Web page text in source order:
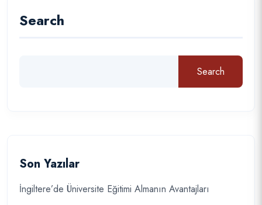
Search
Search
Son Yazılar
İngiltere’de Üniversite Eğitimi Almanın Avantajları